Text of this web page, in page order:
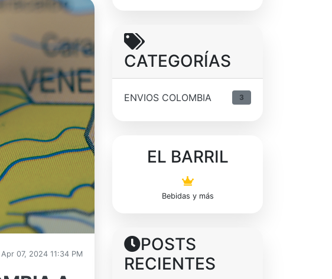
Apr 07, 2024 11:34 PM
CATEGORÍAS
ENVIOS COLOMBIA 3
EL BARRIL
Bebidas y más
POSTS
RECIENTES